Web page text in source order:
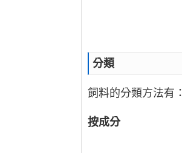
分類
飼料的分類方法有：
按成分